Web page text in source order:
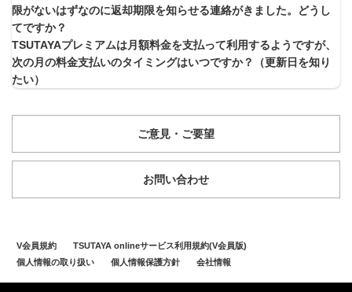
限がないはずなのに返却期限を知らせる連絡がきました。どうし
てですか？
TSUTAYAプレミアムは月額料金を支払って利用するようですが、
次の月の料金支払いのタイミングはいつですか？（更新日を知り
たい）
ご意見・ご要望
お問い合わせ
V会員規約
TSUTAYA onlineサービス利用規約(V会員版)
個人情報の取り扱い
個人情報保護方針 会社情報